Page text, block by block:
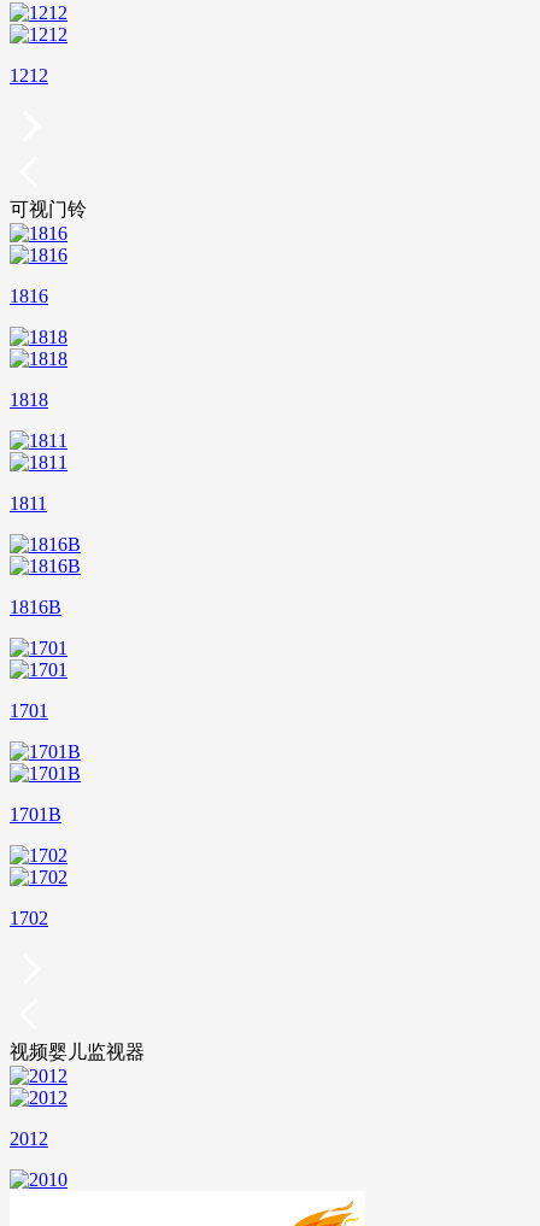
1212
可视门铃
1816
1818
1811
1816B
1701
1701B
1702
视频婴儿监视器
2012